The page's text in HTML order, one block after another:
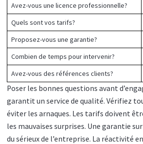
Avez-vous une licence professionnelle?
Quels sont vos tarifs?
Proposez-vous une garantie?
Combien de temps pour intervenir?
Avez-vous des références clients?
Poser les bonnes questions avant
garantit un service de qualité. Vérifiez
éviter les arnaques. Les tarifs doivent
les mauvaises surprises. Une garantie
du sérieux de l’entreprise. La réactivité